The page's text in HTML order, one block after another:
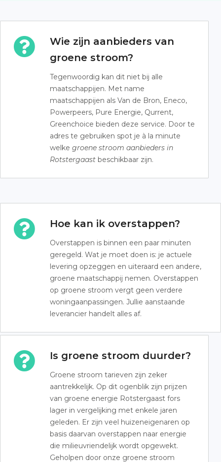
Wie zijn aanbieders van
groene stroom?
Tegenwoordig kan dit niet bij alle
maatschappijen. Met name
maatschappijen als Van de Bron, Eneco,
Powerpeers, Pure Energie, Qurrent,
Greenchoice bieden deze service. Door te
adres te gebruiken spot je à la minute
welke groene stroom aanbieders in
Rotstergaast beschikbaar zijn.
Hoe kan ik overstappen?
Overstappen is binnen een paar minuten
geregeld. Wat je moet doen is: je actuele
levering opzeggen en uiteraard een andere,
groene maatschappij nemen. Overstappen
op groene stroom vergt geen verdere
woningaanpassingen. Jullie aanstaande
leverancier handelt alles af.
Is groene stroom duurder?
Groene stroom tarieven zijn zeker
aantrekkelijk. Op dit ogenblik zijn prijzen
van groene energie Rotstergaast fors
lager in vergelijking met enkele jaren
geleden. Er zijn veel huizeneigenaren op
basis daarvan overstappen naar energie
die milieuvriendelijk wordt opgewekt.
Geholpen door onze groene stroom